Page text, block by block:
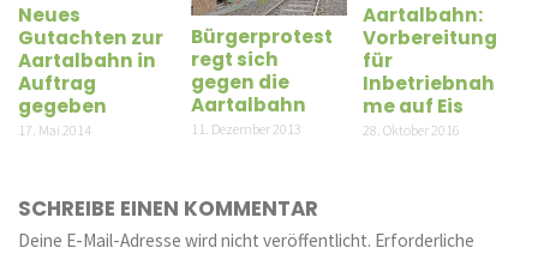
Neues
Gutachten zur
Aartalbahn in
Auftrag
gegeben
17. Mai 2014
Bürgerprotest
regt sich
gegen die
Aartalbahn
11. Dezember 2013
Aartalbahn:
Vorbereitung
für
Inbetriebnah
me auf Eis
28. Oktober 2016
SCHREIBE EINEN KOMMENTAR
Deine E-Mail-Adresse wird nicht veröffentlicht. Erforderliche